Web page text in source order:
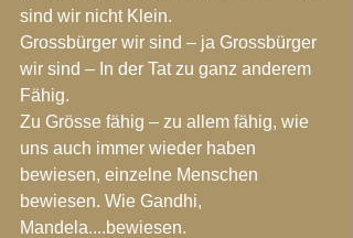
sind wir nicht Klein.
Grossbürger wir sind – ja Grossbürger
wir sind – In der Tat zu ganz anderem
Fähig.
Zu Grösse fähig – zu allem fähig, wie
uns auch immer wieder haben
bewiesen, einzelne Menschen
bewiesen. Wie Gandhi,
Mandela....bewiesen.